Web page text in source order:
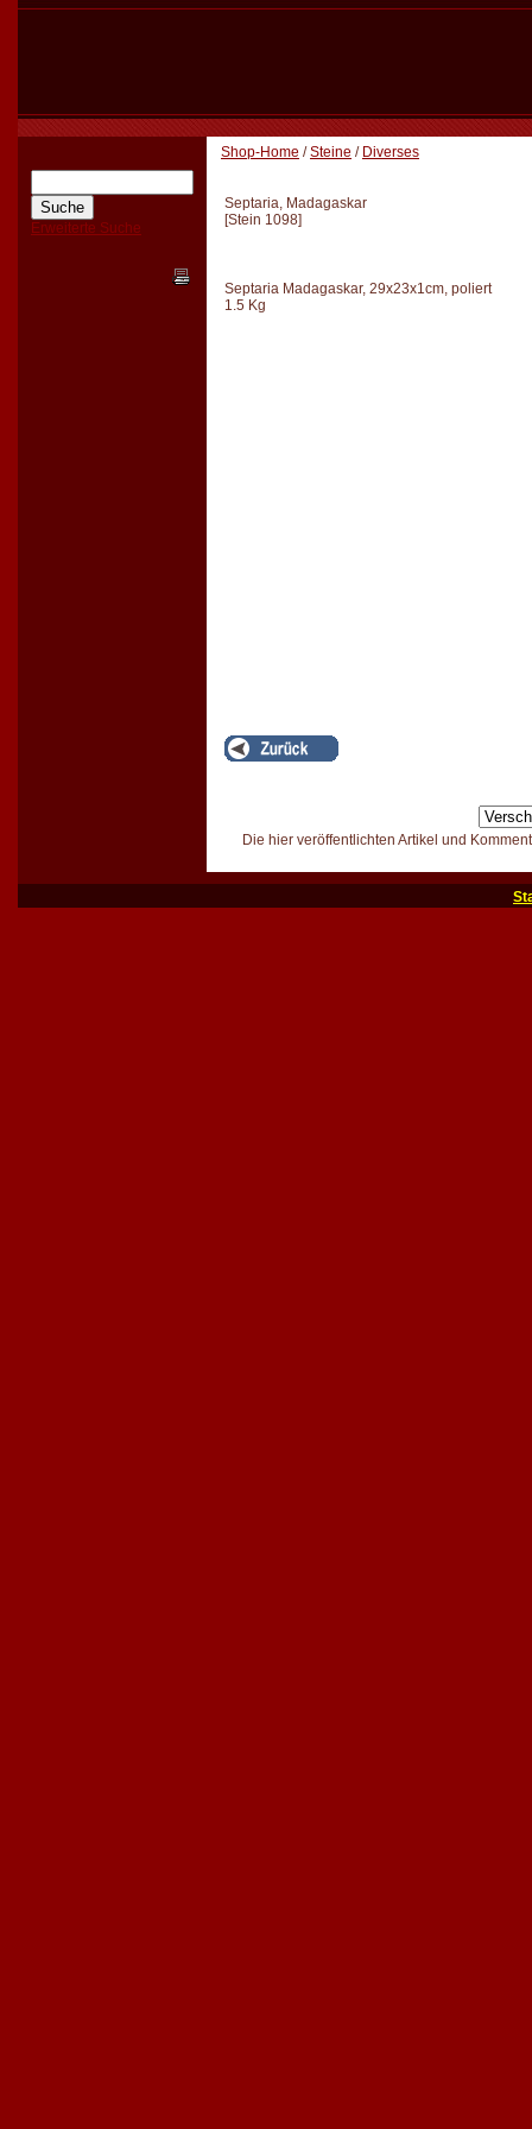
Erweiterte Suche
Shop-Home /Steine / Diverses
Septaria, Madagaskar
[Stein 1098]
Septaria Madagaskar, 29x23x1cm, poliert
1.5 Kg
Die hier veröffentlichten Artikel und